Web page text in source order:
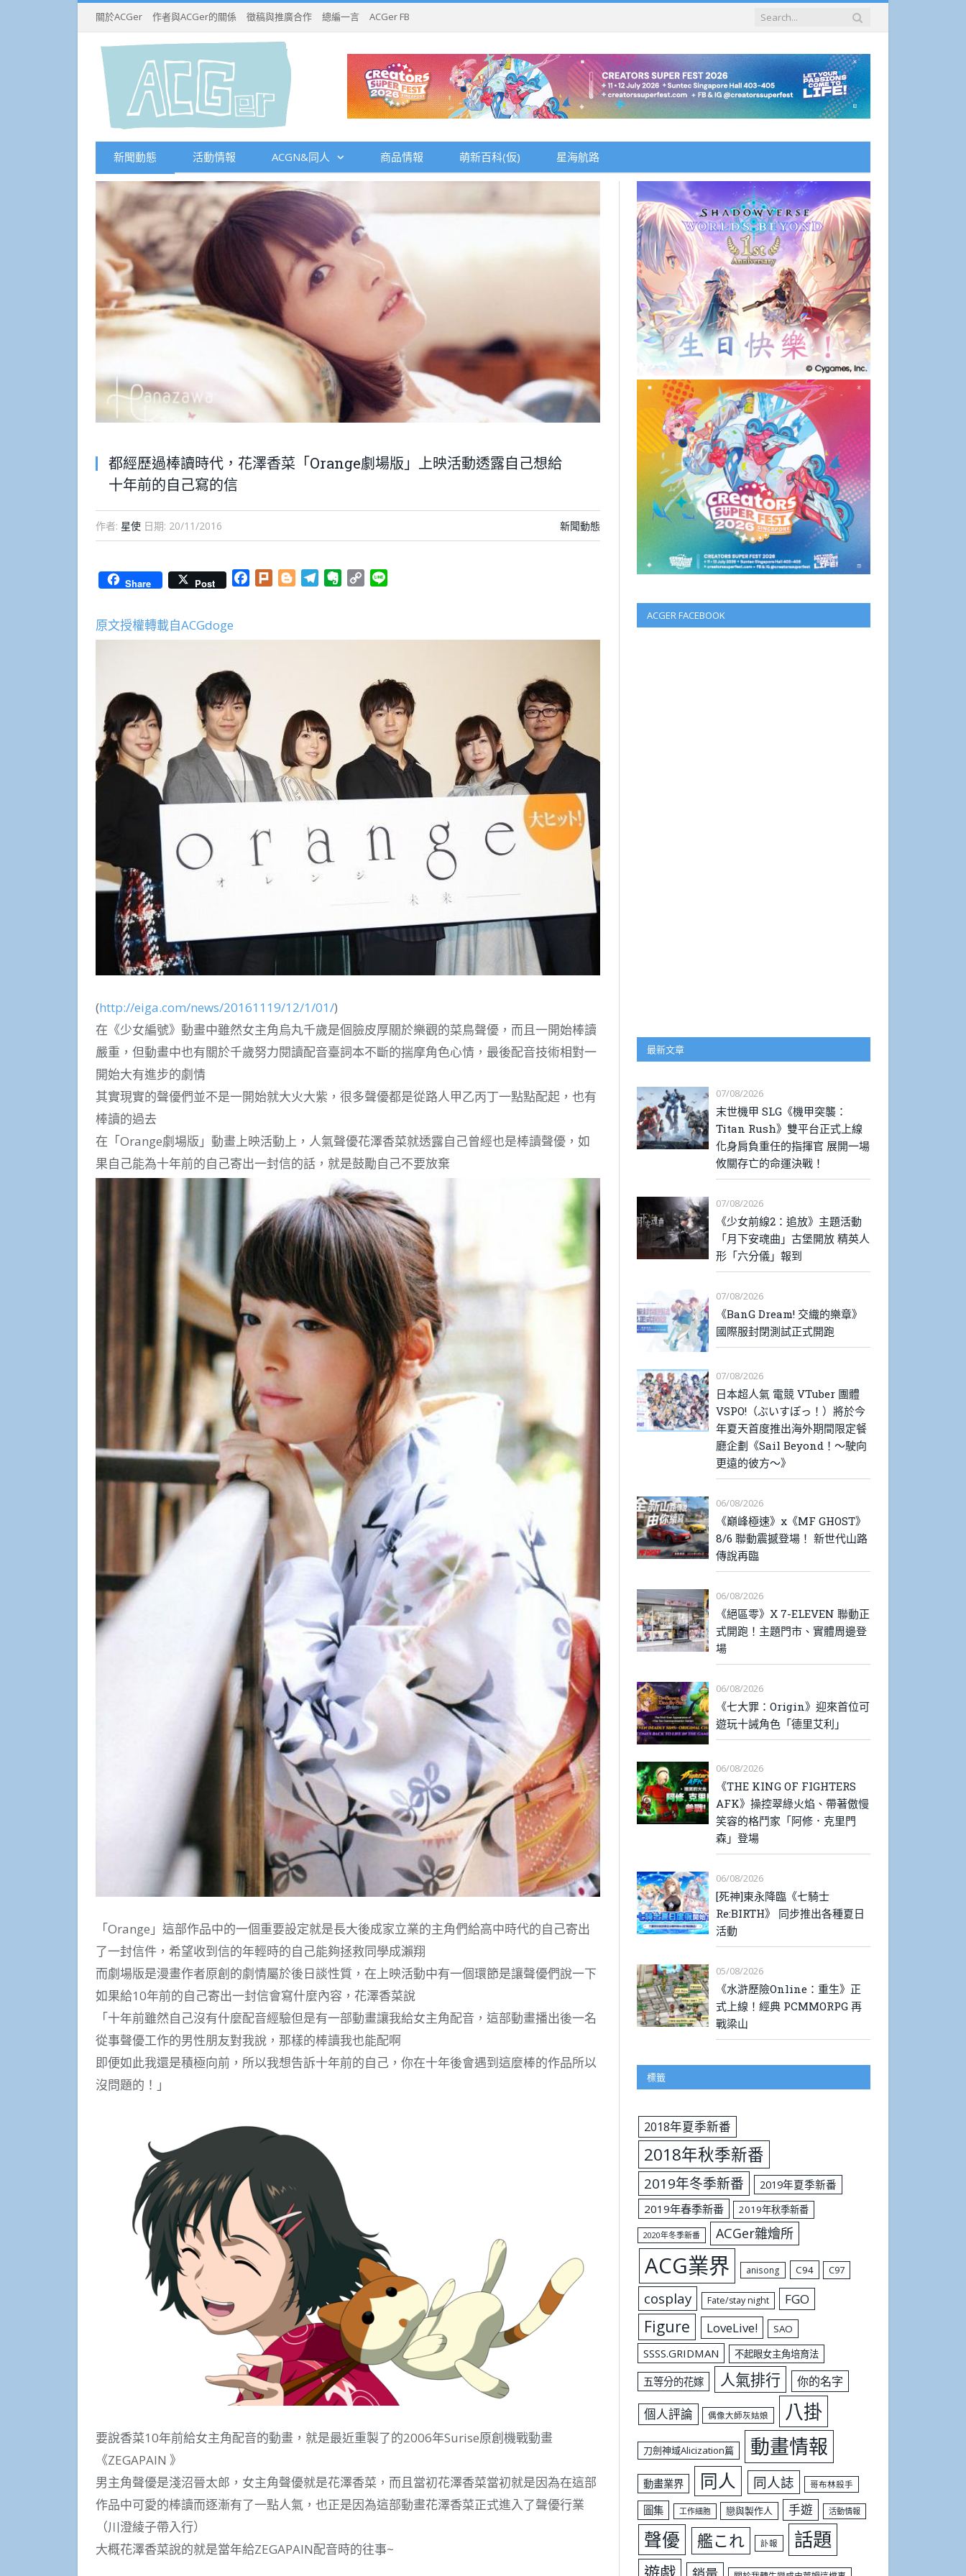
關於ACGer 作者與ACGer的關係 徵稿與推廣合作 總編一言 ACGer FB
新聞動態 活動情報 ACGN&同人 商品情報 萌新百科(仮) 星海航路
都經歷過棒讀時代，花澤香菜「Orange劇場版」上映活動透露自己想給
十年前的自己寫的信
作者: 星使 日期: 20/11/2016 新聞動態
Share Post Facebook
Plurk BloggerTelegramEvernote
Copy
原文授權轉載自ACGdoge
(http://eiga.com/news/20161119/12/1/01/)
在《少女編號》動畫中雖然女主角烏丸千歲是個臉皮厚關於樂觀的菜鳥聲優，而且一開始棒讀
嚴重，但動畫中也有關於千歲努力閱讀配音臺詞本不斷的揣摩角色心情，最後配音技術相對一
開始大有進步的劇情
其實現實的聲優們並不是一開始就大火大紫，很多聲優都是從路人甲乙丙丁一點點配起，也有
棒讀的過去
在「Orange劇場版」動畫上映活動上，人氣聲優花澤香菜就透露自己曾經也是棒讀聲優，如
果自己能為十年前的自己寄出一封信的話，就是鼓勵自己不要放棄
「Orange」這部作品中的一個重要設定就是長大後成家立業的主角們給高中時代的自己寄出
了一封信件，希望收到信的年輕時的自己能夠拯救同學成瀨翔
而劇場版是漫畫作者原創的劇情屬於後日談性質，在上映活動中有一個環節是讓聲優們說一下
如果給10年前的自己寄出一封信會寫什麼內容，花澤香菜說
「十年前雖然自己沒有什麼配音經驗但是有一部動畫讓我給女主角配音，這部動畫播出後一名
從事聲優工作的男性朋友對我說，那樣的棒讀我也能配啊
即便如此我還是積極向前，所以我想告訴十年前的自己，你在十年後會遇到這麼棒的作品所以
沒問題的！」
要說香菜10年前給女主角配音的動畫，就是最近重製了的2006年Surise原創機戰動畫
《ZEGAPAIN 》
男主角聲優是淺沼晉太郎，女主角聲優就是花澤香菜，而且當初花澤香菜當初就是因為在這部
作品中可愛的棒讀而逐漸有了一點人氣，也正是因為這部動畫花澤香菜正式進入了聲優行業
（川澄綾子帶入行）
大概花澤香菜說的就是當年給ZEGAPAIN配音時的往事~
ACGER FACEBOOK
最新文章
07/08/2026
末世機甲 SLG《機甲突襲：
Titan Rush》雙平台正式上線
化身肩負重任的指揮官 展開一場
攸關存亡的命運決戰！
07/08/2026
《少女前線2：追放》主題活動
「月下安魂曲」古堡開放 精英人
形「六分儀」報到
07/08/2026
《BanG Dream! 交織的樂章》
國際服封閉測試正式開跑
07/08/2026
日本超人氣 電競 VTuber 團體
VSPO!（ぶいすぽっ！）將於今
年夏天首度推出海外期間限定餐
廳企劃《Sail Beyond！～駛向
更遠的彼方～》
06/08/2026
《巔峰極速》x《MF GHOST》
8/6 聯動震撼登場！ 新世代山路
傳說再臨
06/08/2026
《絕區零》X 7-ELEVEN 聯動正
式開跑！主題門市、實體周邊登
場
06/08/2026
《七大罪：Origin》迎來首位可
遊玩十誡角色「德里艾利」
06/08/2026
《THE KING OF FIGHTERS
AFK》操控翠綠火焰、帶著傲慢
笑容的格鬥家「阿修．克里門
森」登場
06/08/2026
[死神]東永降臨《七騎士
Re:BIRTH》 同步推出各種夏日
活動
05/08/2026
《水滸歷險Online：重生》正
式上線！經典 PCMMORPG 再
戰梁山
標籤
2018年夏季新番
2018年秋季新番
2019年冬季新番
2019年夏季新番
2019年春季新番
2019年秋季新番
2020年冬季新番 ACGer雜燴所
ACG業界 anisong C94 C97
cosplay Fate/stay night FGO
Figure LoveLive! SAO
SSSS.GRIDMAN 不起眼女主角培育法
五等分的花嫁 人氣排行 你的名字
個人評論 偶像大師灰姑娘 八掛
刀劍神域Alicization篇 動畫情報
動畫業界 同人 同人誌 哥布林殺手
圖集 工作細胞 戀與製作人 手遊 活動情報
聲優 艦これ 訃報 話題